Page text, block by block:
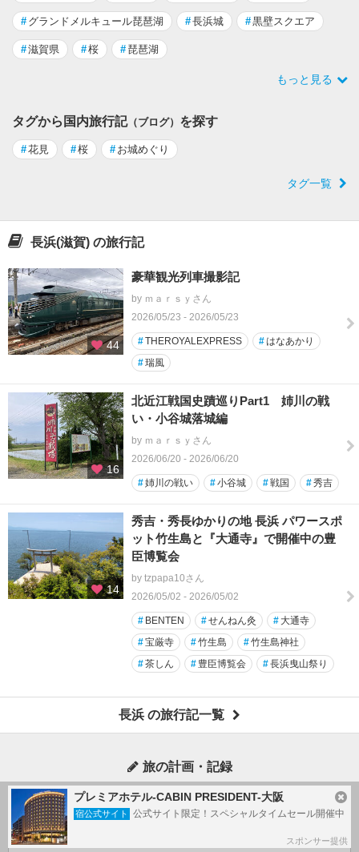
# グランドメルキュール琵琶湖 #長浜城 #黒壁スクエア
#滋賀県 #桜 # 琵琶湖
もっと見る
タグから国内旅行記（ブログ） を探す
#花見 #桜 # お城めぐり
タグ一覧
長浜(滋賀) の旅行記
44
豪華観光列車撮影記
by ｍａｒｓｙさん
2026/05/23 - 2026/05/23
#THEROYALEXPRESS #はなあかり
#瑞風
16
北近江戦国史蹟巡りPart1 姉川の戦
い・小谷城落城編
by ｍａｒｓｙさん
2026/06/20 - 2026/06/20
#姉川の戦い #小谷城 #戦国 #秀吉
14
秀吉・秀長ゆかりの地 長浜 パワースポ
ット竹生島と『大通寺』で開催中の豊
臣博覧会
by tzpapa10さん
2026/05/02 - 2026/05/02
# BENTEN #せんねん灸 # 大通寺
#宝厳寺 #竹生島 #竹生島神社
#茶しん # 豊臣博覧会 #長浜曳山祭り
長浜 の旅行記一覧
旅の計画・記録
旅の計画を作成する
プレミアホテル-CABIN PRESIDENT-大阪
宿公式サイト 公式サイト限定！スペシャルタイムセール開催中
スポンサー提供